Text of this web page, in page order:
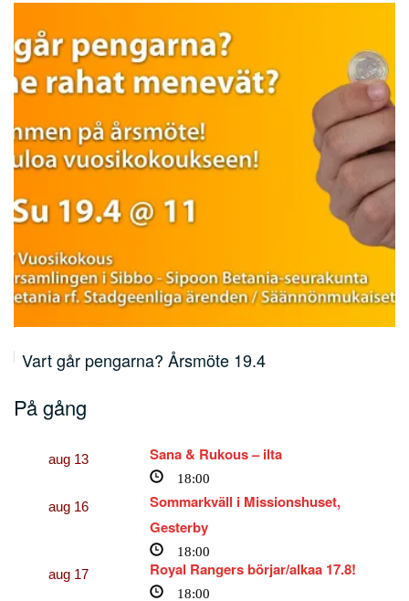
Vart går pengarna? Årsmöte 19.4
På gång
aug 13 Sana & Rukous – ilta
18:00
aug 16
Sommarkväll i Missionshuset,
Gesterby
18:00
aug 17 Royal Rangers börjar/alkaa 17.8!
18:00